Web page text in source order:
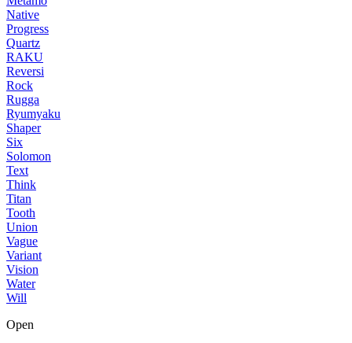
Native
Progress
Quartz
RAKU
Reversi
Rock
Rugga
Ryumyaku
Shaper
Six
Solomon
Text
Think
Titan
Tooth
Union
Vague
Variant
Vision
Water
Will
Open